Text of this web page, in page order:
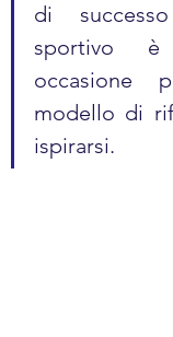
di
sportivo
occasione
modello di
ispirarsi.